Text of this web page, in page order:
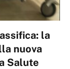
la
nuova
Salute